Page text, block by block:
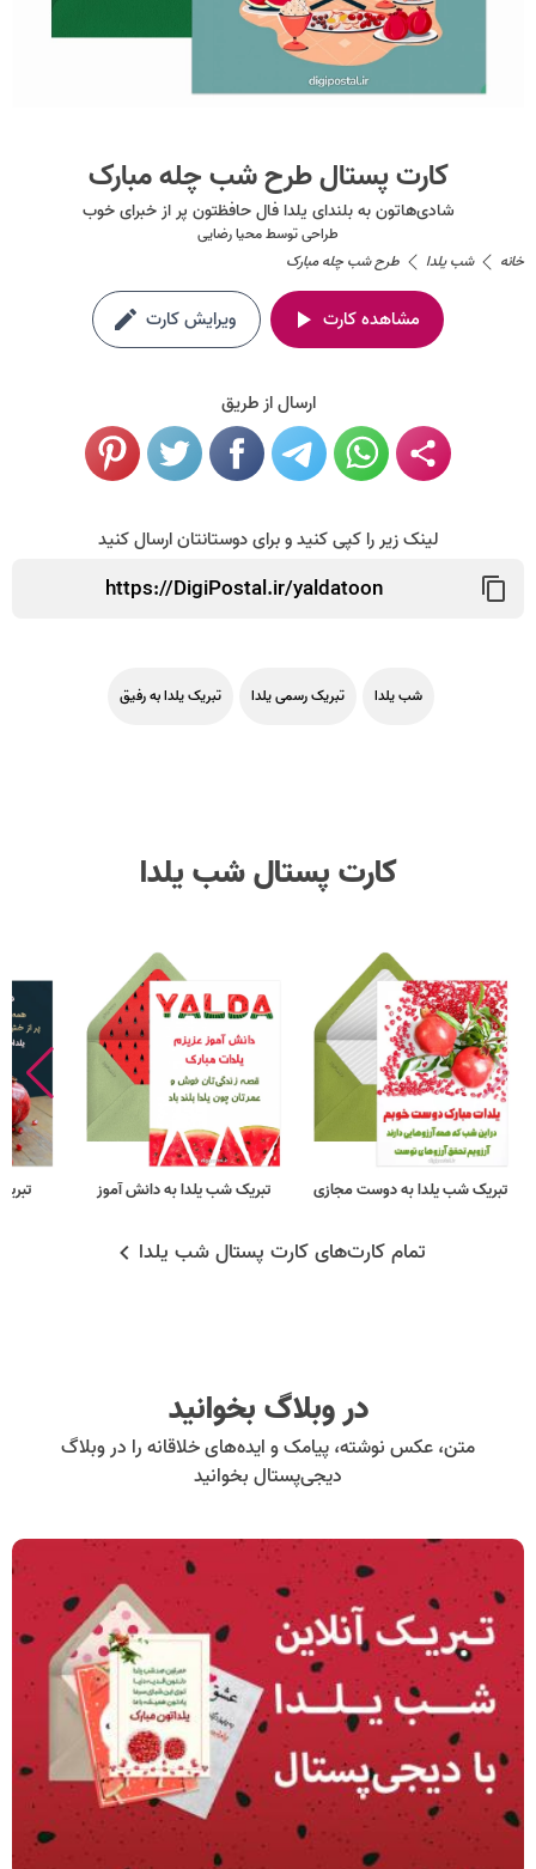
کارت پستال طرح شب چله مبارک
شادی‌هاتون به بلندای یلدا فال حافظتون پر از خبرای خوب
طراحی توسطمحیا رضایی
خانه
شب یلدا طرح شب چله مبارک
مشاهده کارت ویرایش کارت
ارسال از طریق
لینک زیر را کپی کنید و برای دوستانتان ارسال کنید
شب یلدا تبریک رسمی یلدا تبریک یلدا به رفیق
کارت پستال شب یلدا
تبریک شب یلدا به دوست مجازی تبریک شب یلدا به دانش آموز
تمام کارت‌های کارت پستال شب یلدا
در وبلاگ بخوانید
متن، عکس نوشته، پیامک و ایده‌های خلاقانه را در وبلاگ
دیجی‌پستال بخوانید